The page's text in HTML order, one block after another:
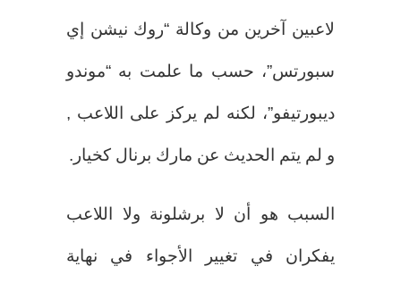
لاعبين آخرين من وكالة “روك نيشن إي
سبورتس”، حسب ما علمت به “موندو
ديبورتيفو”، لكنه لم يركز على اللاعب ,
و لم يتم الحديث عن مارك برنال كخيار.
السبب هو أن لا برشلونة ولا اللاعب
يفكران في تغيير الأجواء في نهاية